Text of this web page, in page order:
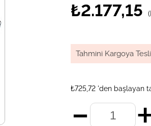
₺2.177,15
Tahmini Kargoya
₺725,72 'den başlayan